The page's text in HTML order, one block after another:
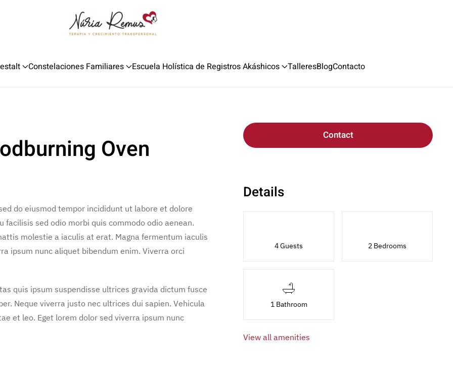
Constelaciones Familiares Escuela Holística de Registros Akáshicos TalleresBlogContacto
Oven
do eiusmod tempor incididunt ut labore et dolore
sed odio morbi quis commodo odio aenean.
molestie a iaculis at erat. Magna fermentum iaculis
ipsum nunc aliquet bibendum enim. Viverra orci
quis ipsum suspendisse ultrices gravida dictum fusce
Neque viverra justo nec ultrices dui sapien. Vehicula
et leo. Eget lorem dolor sed viverra ipsum nunc
Contact
Details
4 Guests 2 Bedrooms
1 Bathroom
View all amenities